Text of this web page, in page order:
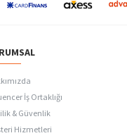
İş Ortaklığı
& Güvenlik
Hizmetleri